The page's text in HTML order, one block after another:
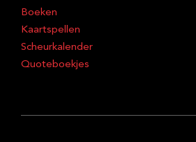
Boeken
Kaartspellen
Scheurkalender
Quoteboekjes